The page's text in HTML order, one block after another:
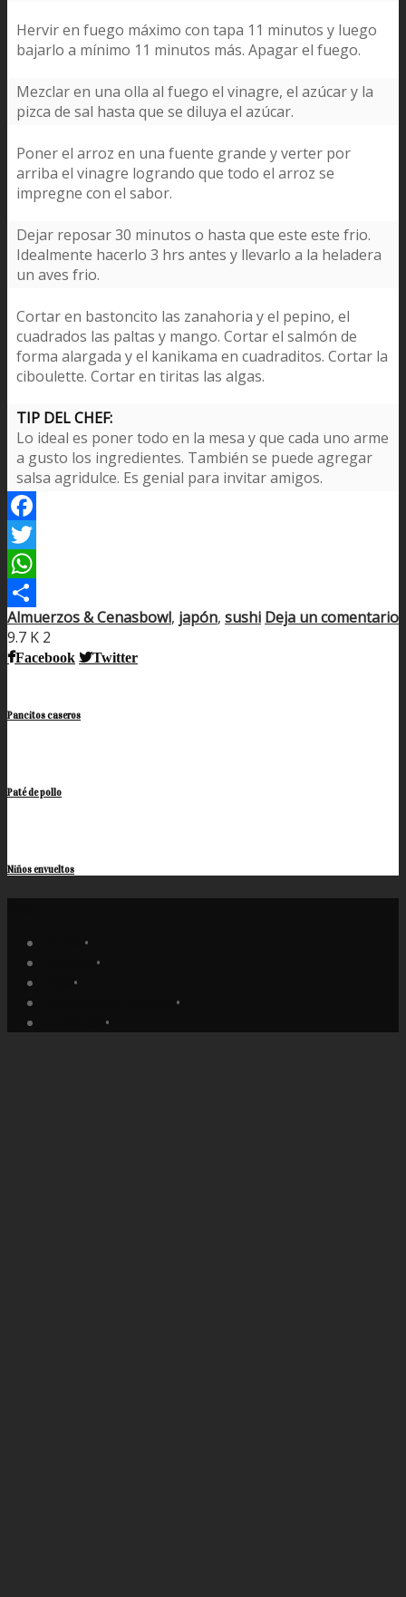
Hervir en fuego máximo con tapa 11 minutos y luego
bajarlo a mínimo 11 minutos más. Apagar el fuego.
Mezclar en una olla al fuego el vinagre, el azúcar y la
pizca de sal hasta que se diluya el azúcar.
Poner el arroz en una fuente grande y verter por
arriba el vinagre logrando que todo el arroz se
impregne con el sabor.
Dejar reposar 30 minutos o hasta que este este frio.
Idealmente hacerlo 3 hrs antes y llevarlo a la heladera
un aves frio.
Cortar en bastoncito las zanahoria y el pepino, el
cuadrados las paltas y mango. Cortar el salmón de
forma alargada y el kanikama en cuadraditos. Cortar la
ciboulette. Cortar en tiritas las algas.
TIP DEL CHEF:
Lo ideal es poner todo en la mesa y que cada uno arme
a gusto los ingredientes. También se puede agregar
salsa agridulce. Es genial para invitar amigos.
Facebook
Twitter
WhatsApp
Compartir
Almuerzos & Cenasbowl, japón, sushi Deja un comentario
9.7 K 2
Facebook Twitter
Pancitos caseros
Paté de pollo
Niños envueltos
•
•
•
•
•